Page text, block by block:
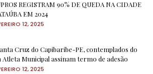
REGISTRAM 90% DE QUEDA NA CIDADE
EM 2024
12, 2025
Cruz do Capibaribe-PE, contemplados do
Atleta Municipal assinam termo de adesão
12, 2025